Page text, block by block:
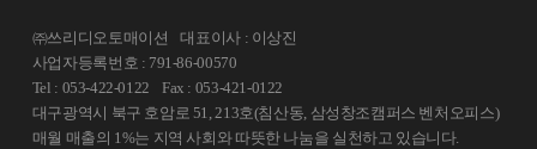
㈜쓰리디오토매이션
대표이사 : 이상진
사업자등록번호 : 791-86-00570
Tel : 053-422-0122
Fax : 053-421-0122
대구광역시 북구 호암로 51, 213호(침산동, 삼성창조캠퍼스 벤처오피스)
매월 매출의 1%는 지역 사회와 따뜻한 나눔을 실천하고 있습니다.